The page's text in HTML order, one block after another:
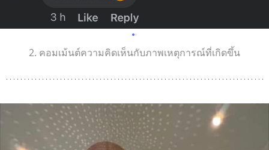
2. คอมเม้นต์ความคิดเห็นกับภาพเหตุการณ์ที่เกิดขึ้น